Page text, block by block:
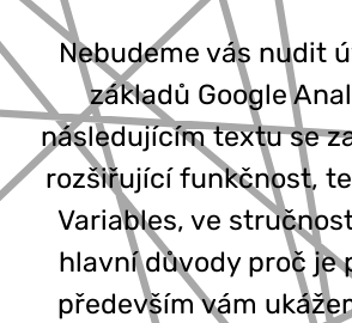
777 353 464
Nebudeme vás nudit
základů Google
následujícím textu se
rozšiřující funkčnost,
Variables, ve
hlavní důvody proč je
především vám